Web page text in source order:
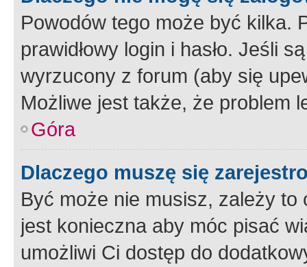
Powodów tego może być kilka.
prawidłowy login i hasło. Jeśli
wyrzucony z forum (aby się
Możliwe jest także, że problem
Góra
Dlaczego muszę się
Być może nie musisz, zależy
jest konieczna aby móc pisać
umożliwi Ci dostęp do